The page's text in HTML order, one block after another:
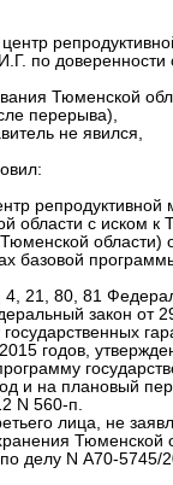
по доверенности
Тюменской
перерыва),
не явился,
с иском к
области)
4, 21, 80, 81
закон от
годов,
и на плановый
N 560-п.
лица, не
Тюменской
делу N А70-5745/